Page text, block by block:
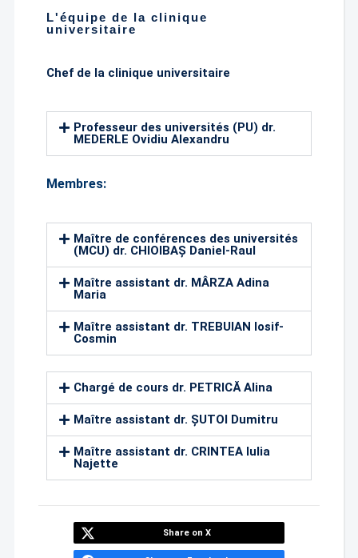
L'équipe de la clinique
universitaire
Chef de la clinique universitaire
Professeur des universités (PU) dr.
MEDERLE Ovidiu Alexandru
Membres:
Maître de conférences des universités
(MCU) dr. CHIOIBAȘ Daniel-Raul
Maître assistant dr. MÂRZA Adina
Maria
Maître assistant dr. TREBUIAN Iosif-
Cosmin
Chargé de cours dr. PETRICĂ Alina
Maître assistant dr. ȘUTOI Dumitru
Maître assistant dr. CRINTEA Iulia
Najette
Share on X